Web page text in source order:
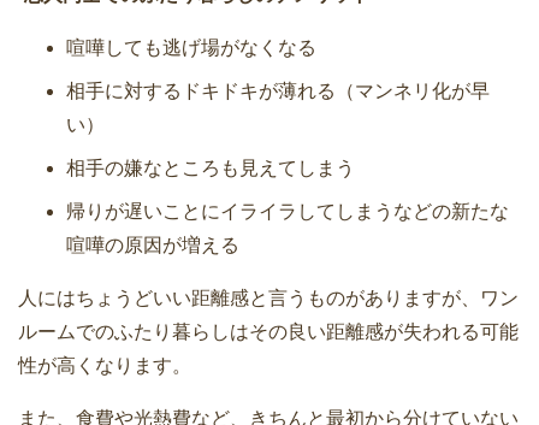
喧嘩しても逃げ場がなくなる
相手に対するドキドキが薄れる（マンネリ化が早
い）
相手の嫌なところも見えてしまう
帰りが遅いことにイライラしてしまうなどの新たな
喧嘩の原因が増える
人にはちょうどいい距離感と言うものがありますが、ワン
ルームでのふたり暮らしはその良い距離感が失われる可能
性が高くなります。
また、食費や光熱費など、きちんと最初から分けていない